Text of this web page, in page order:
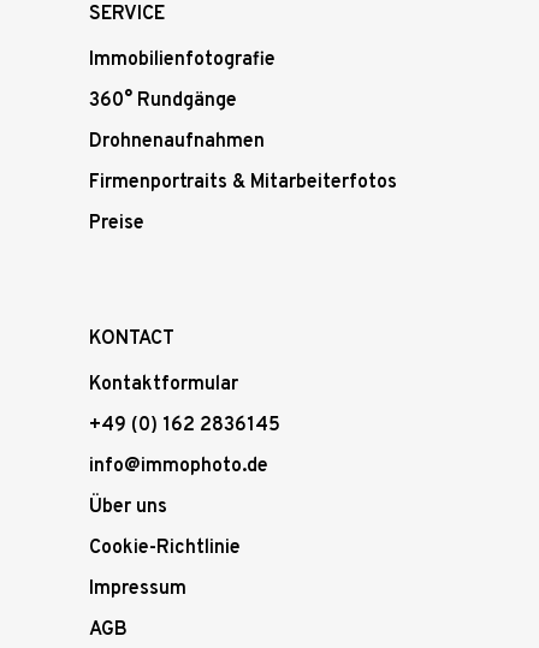
SERVICE
Immobilienfotografie
360° Rundgänge
Drohnenaufnahmen
Firmenportraits & Mitarbeiterfotos
Preise
KONTACT
Kontaktformular
+49 (0) 162 2836145
info@immophoto.de
Über uns
Cookie-Richtlinie
Impressum
AGB